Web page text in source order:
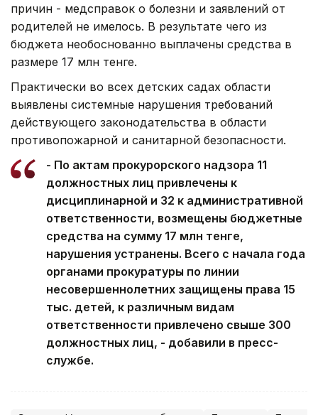
причин - медсправок о болезни и заявлений от
родителей не имелось. В результате чего из
бюджета необоснованно выплачены средства в
размере 17 млн тенге.
Практически во всех детских садах области
выявлены системные нарушения требований
действующего законодательства в области
противопожарной и санитарной безопасности.
- По актам прокурорского надзора 11
должностных лиц привлечены к
дисциплинарной и 32 к административной
ответственности, возмещены бюджетные
средства на сумму 17 млн тенге,
нарушения устранены. Всего с начала года
органами прокуратуры по линии
несовершеннолетних защищены права 15
тыс. детей, к различным видам
ответственности привлечено свыше 300
должностных лиц, - добавили в пресс-
службе.